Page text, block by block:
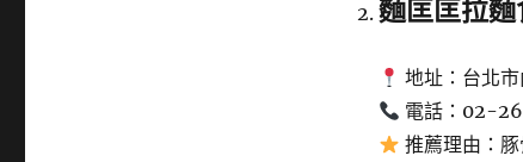
麵匡匡拉麵
地址：台北
電話：02-
推薦理由：